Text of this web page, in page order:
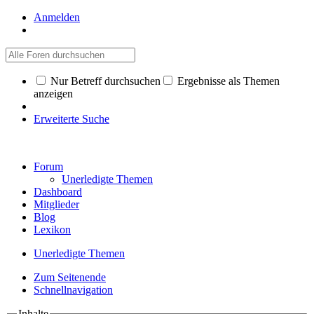
Anmelden
Nur Betreff durchsuchen
Ergebnisse als Themen
anzeigen
Erweiterte Suche
Forum
Unerledigte Themen
Dashboard
Mitglieder
Blog
Lexikon
Unerledigte Themen
Zum Seitenende
Schnellnavigation